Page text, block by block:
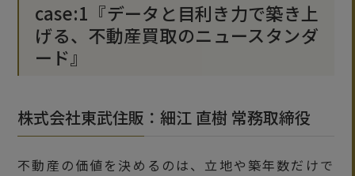
case:1『データと目利き力で築き上
げる、不動産買取のニュースタンダ
ード』
株式会社東武住販：細江 直樹 常務取締役
不動産の価値を決めるのは、立地や築年数だけで